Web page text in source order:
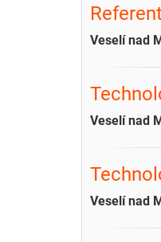
Veselí nad
Veselí nad
Veselí nad